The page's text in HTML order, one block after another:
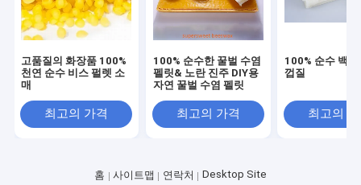
고품질의 화장품 100%
천연 순수 비스 펄렛 소
매
최고의 가격
100% 순수한 꿀벌 수염
펠릿& 노란 진주 DIY용
자연 꿀벌 수염 펠릿
최고의 가격
100% 순수 백색
껍질
최고의
홈 사이트맵 연락처 Desktop Site